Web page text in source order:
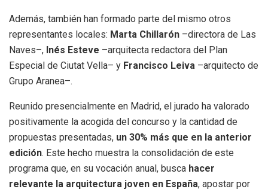
Además, también han formado parte del mismo otros
representantes locales: Marta Chillarón –directora de Las
Naves–, Inés Esteve –arquitecta redactora del Plan
Especial de Ciutat Vella– y Francisco Leiva –arquitecto de
Grupo Aranea–.
Reunido presencialmente en Madrid, el jurado ha valorado
positivamente la acogida del concurso y la cantidad de
propuestas presentadas, un 30% más que en la anterior
edición. Este hecho muestra la consolidación de este
programa que, en su vocación anual, busca hacer
relevante la arquitectura joven en España, apostar por